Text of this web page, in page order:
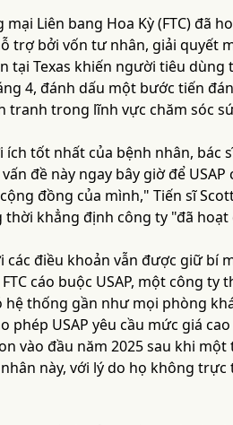
mại Liên bang Hoa Kỳ (FTC) đã
trợ bởi vốn tư nhân, giải quyết
tại Texas khiến người tiêu
4, đánh dấu một bước tiến
tranh trong lĩnh vực chăm sóc
ích tốt nhất của bệnh nhân, bác
đề này ngay bây giờ để
đồng của mình," Tiến sĩ
thời khẳng định công ty "đã
các điều khoản vẫn được giữ bí
cáo buộc USAP, một công
thống gần như mọi phòng
phép USAP yêu cầu mức giá
vào đầu năm 2025 sau khi
này, với lý do họ không